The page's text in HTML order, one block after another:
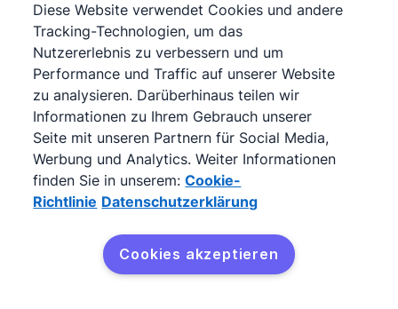
Opportunities oder zahlenden Kundinnen und
Kunden wird.
Sie ist eine zentrale CRM-Kennzahl, die zeigt,
wie effektiv Ihr Vertriebsprozess Interesse in
Umsatz verwandelt.
Formel: Lead-Conversion-Rate = (Konvertierte
Warum diese Kennzahl wichtig ist : Die Lead-
Kostenlos testen
Diese Website verwendet Cookies und andere
Tracking-Technologien, um das
Nutzererlebnis zu verbessern und um
Performance und Traffic auf unserer Website
zu analysieren. Darüberhinaus teilen wir
Informationen zu Ihrem Gebrauch unserer
Seite mit unseren Partnern für Social Media,
Werbung und Analytics. Weiter Informationen
finden Sie in unserem: Cookie-
Richtlinie Datenschutzerklärung
Cookies akzeptieren